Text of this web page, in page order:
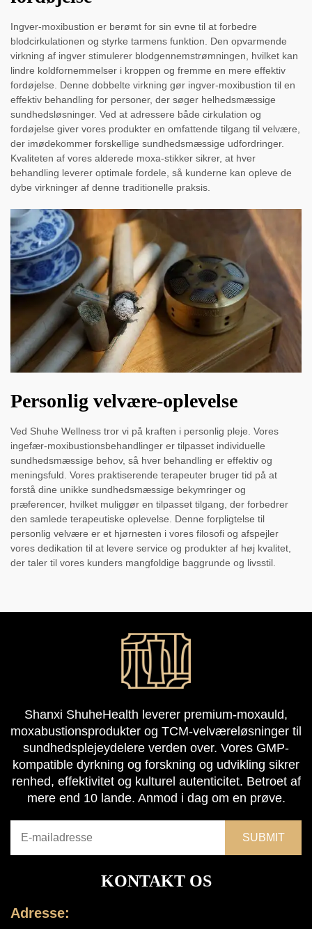
Ingver-moxibustion er berømt for sin evne til at forbedre
blodcirkulationen og styrke tarmens funktion. Den opvarmende
virkning af ingver stimulerer blodgennemstrømningen, hvilket kan
lindre koldfornemmelser i kroppen og fremme en mere effektiv
fordøjelse. Denne dobbelte virkning gør ingver-moxibustion til en
effektiv behandling for personer, der søger helhedsmæssige
sundhedsløsninger. Ved at adressere både cirkulation og
fordøjelse giver vores produkter en omfattende tilgang til velvære,
der imødekommer forskellige sundhedsmæssige udfordringer.
Kvaliteten af vores alderede moxa-stikker sikrer, at hver
behandling leverer optimale fordele, så kunderne kan opleve de
dybe virkninger af denne traditionelle praksis.
Personlig velvære-oplevelse
Ved Shuhe Wellness tror vi på kraften i personlig pleje. Vores
ingefær-moxibustionsbehandlinger er tilpasset individuelle
sundhedsmæssige behov, så hver behandling er effektiv og
meningsfuld. Vores praktiserende terapeuter bruger tid på at
forstå dine unikke sundhedsmæssige bekymringer og
præferencer, hvilket muliggør en tilpasset tilgang, der forbedrer
den samlede terapeutiske oplevelse. Denne forpligtelse til
personlig velvære er et hjørnesten i vores filosofi og afspejler
vores dedikation til at levere service og produkter af høj kvalitet,
der taler til vores kunders mangfoldige baggrunde og livsstil.
Shanxi ShuheHealth leverer premium-moxauld,
moxabustionsprodukter og TCM-velværeløsninger til
sundhedsplejeydelere verden over. Vores GMP-
kompatible dyrkning og forskning og udvikling sikrer
renhed, effektivitet og kulturel autenticitet. Betroet af
mere end 10 lande. Anmod i dag om en prøve.
KONTAKT OS
Adresse: